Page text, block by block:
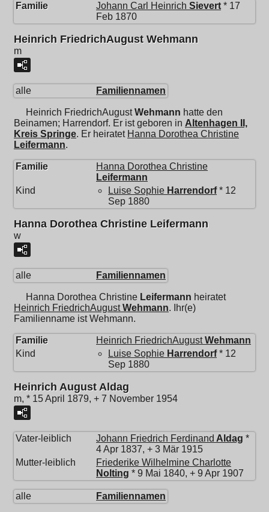
Familie Johann Carl Heinrich Sievert * 17
Feb 1870
Heinrich FriedrichAugust Wehmann
m
alle Familiennamen
Heinrich FriedrichAugust Wehmann hatte den
Beinamen; Harrendorf. Er ist geboren in Altenhagen II,
Kreis Springe. Er heiratet Hanna Dorothea Christine
Leifermann.
Familie
Hanna Dorothea Christine
Leifermann
Kind
Luise Sophie Harrendorf* 12
Sep 1880
Hanna Dorothea Christine Leifermann
w
alle Familiennamen
Hanna Dorothea Christine Leifermann heiratet
Heinrich FriedrichAugust Wehmann. Ihr(e)
Familienname ist Wehmann.
Familie Heinrich FriedrichAugust Wehmann
Kind
Luise Sophie Harrendorf* 12
Sep 1880
Heinrich August Aldag
m, * 15 April 1879, + 7 November 1954
Vater-leiblich Johann Friedrich Ferdinand Aldag *
4 Apr 1837, + 3 Mär 1915
Mutter-leiblich
Friederike Wilhelmine Charlotte
Nolting * 9 Mai 1840, + 9 Apr 1907
alle Familiennamen